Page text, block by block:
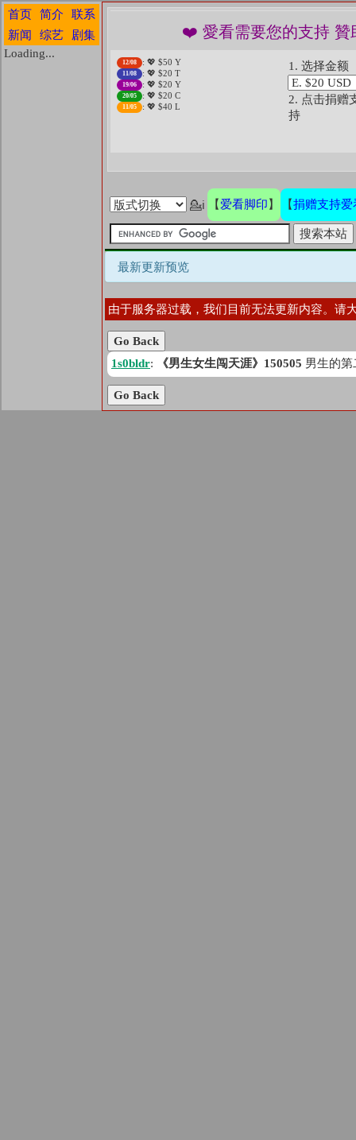
首页 简介
联系
新闻
综艺
剧集
Loading...
❤️ 愛看需要您的支持 贊
12/08 : 💖 $50 Y
11/08 : 💖 $20 T
19/06 : 💖 $20 Y
20/05 : 💖 $20 C
11/05 : 💖 $40 L
1. 选择金额
2. 点击捐赠
持
💁ℹ 【爱看脚印 】 【捐赠支持爱
最新更新预览
由于服务器过载，我们目前无法更新内容。请
Go Back
1s0bldr: 《男生女生闯天涯》150505 男生的
Go Back